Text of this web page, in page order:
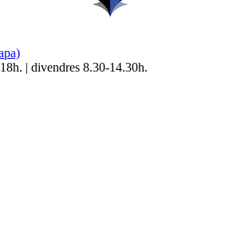
| divendres 8.30-14.30h.